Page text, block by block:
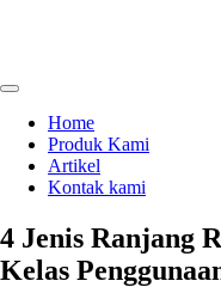
Home
Produk Kami
Artikel
Kontak kami
4 Jenis Ranjang
Kelas